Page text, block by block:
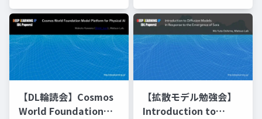
【DL輪読会】Cosmos
World Foundation
【拡散モデル勉強会】
Introduction to